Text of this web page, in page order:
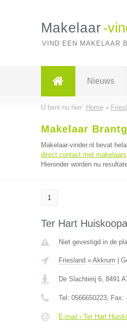
Makelaar -
VIND EEN MAKELAAR
Nieuws
U bent nu hier: Home»
Makelaar
Makelaar-vinder.nl bevat
direct contact met makelaars
Hieronder worden nu
1
Ter Hart
Niet gevestigd in de
Friesland » Akkrum
De Slachterij 6, 8491
Tel: 0566650223, Fax:
E-mail › Ter Hart